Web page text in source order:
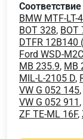
BMW MTF-LT-4
BOT 328, BOT
DTFR 12B140
Ford WSD-
MB 235.9, MB
MIL-L-2105 D,
VW G 052 145,
VW G 052 911 ,
ZF TE-ML 16F,